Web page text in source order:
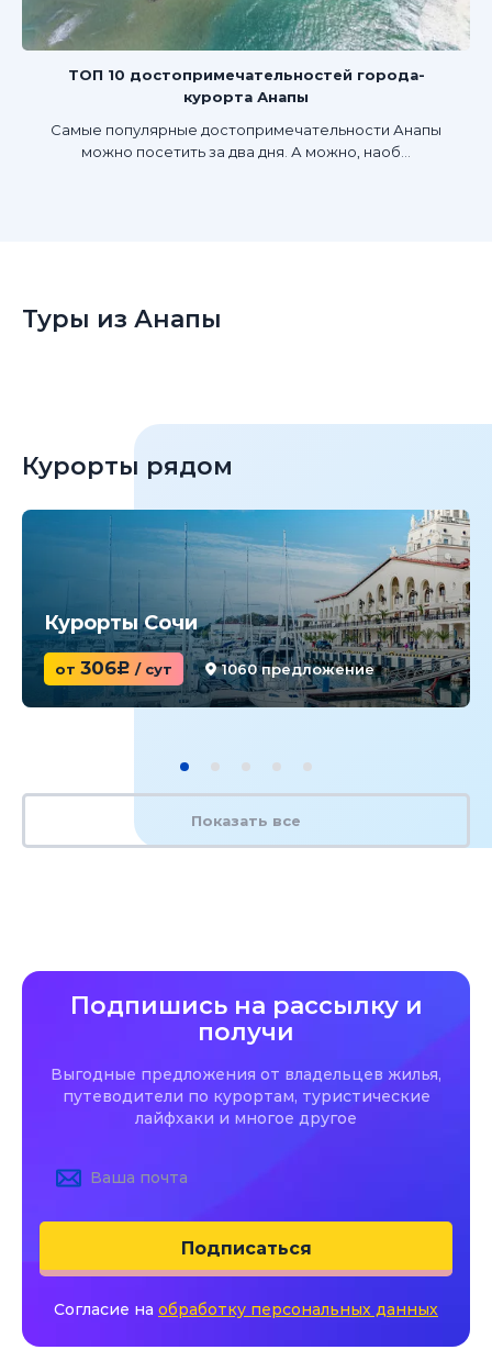
ТОП 10 достопримечательностей города-
курорта Анапы
Самые популярные достопримечательности Анапы
можно посетить за два дня. А можно, наоб...
Туры из Анапы
Курорты рядом
Курорты Сочи
от 306c / сут 1060 предложение
Показать все
Подпишись на рассылку и
получи
Выгодные предложения от владельцев жилья,
путеводители по курортам, туристические
лайфхаки и многое другое
Подписаться
Согласие на обработку персональных данных